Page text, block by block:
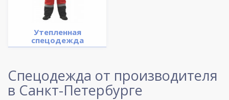
Утепленная
спецодежда
Спецодежда от производителя
в Санкт-Петербурге